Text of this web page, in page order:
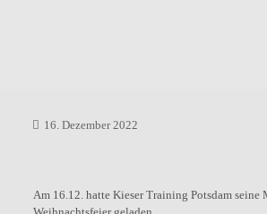
16. Dezember 2022
Am 16.12. hatte Kieser Training Potsdam seine